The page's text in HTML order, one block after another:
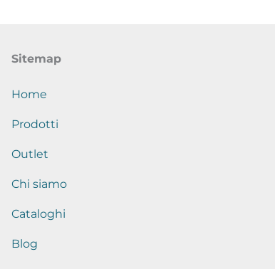
Sitemap
Home
Prodotti
Outlet
Chi siamo
Cataloghi
Blog